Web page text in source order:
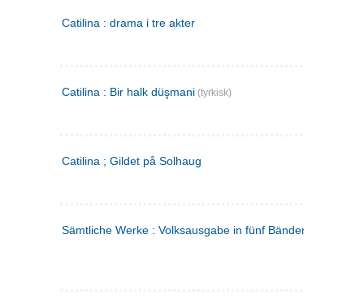
Catilina : drama i tre akter
Catilina : Bir halk düşmani (tyrkisk)
Catilina ; Gildet på Solhaug
Sämtliche Werke : Volksausgabe in fünf Bänden